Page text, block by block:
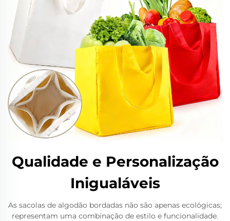
Qualidade e Personalização
Inigualáveis
As sacolas de algodão bordadas não são apenas ecológicas;
representam uma combinação de estilo e funcionalidade.